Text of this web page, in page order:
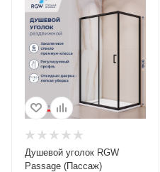
Душевой уголок RGW
Passage (Пассаж)